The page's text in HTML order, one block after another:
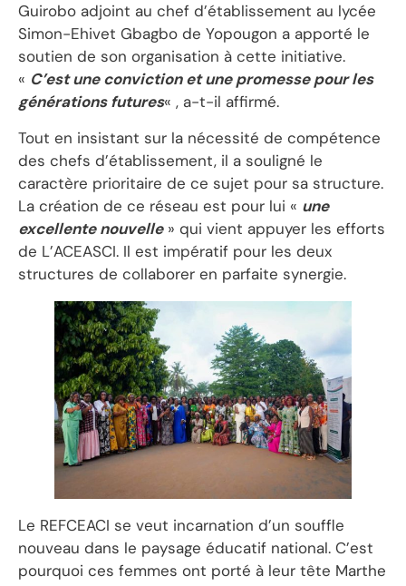
Guirobo adjoint au chef d’établissement au lycée
Simon-Ehivet Gbagbo de Yopougon a apporté le
soutien de son organisation à cette initiative.
« C’est une conviction et une promesse pour les
générations futures« , a-t-il affirmé.
Tout en insistant sur la nécessité de compétence
des chefs d’établissement, il a souligné le
caractère prioritaire de ce sujet pour sa structure.
La création de ce réseau est pour lui « une
excellente nouvelle» qui vient appuyer les efforts
de L’ACEASCI. Il est impératif pour les deux
structures de collaborer en parfaite synergie.
Le REFCEACI se veut incarnation d’un souffle
nouveau dans le paysage éducatif national. C’est
pourquoi ces femmes ont porté à leur tête Marthe